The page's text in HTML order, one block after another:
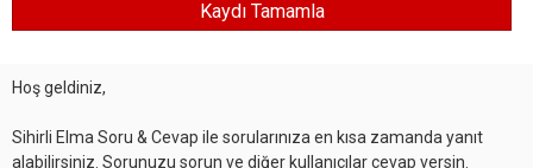
Hoş geldiniz,
Sihirli Elma Soru & Cevap ile sorularınıza en kısa zamanda yanıt
alabilirsiniz. Sorunuzu sorun ve diğer kullanıcılar cevap versin.